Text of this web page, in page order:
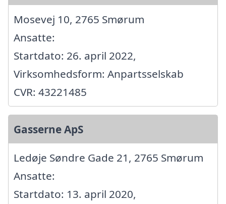
Mosevej 10, 2765 Smørum
Ansatte:
Startdato: 26. april 2022,
Virksomhedsform: Anpartsselskab
CVR: 43221485
Gasserne ApS
Ledøje Søndre Gade 21, 2765 Smørum
Ansatte:
Startdato: 13. april 2020,